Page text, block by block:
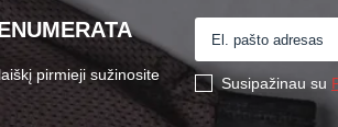
pirmieji sužinosite
Susipažinau su